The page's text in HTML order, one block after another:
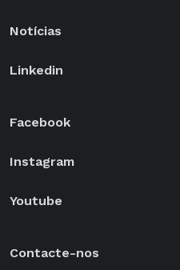
Notícias
Linkedin
Facebook
Instagram
Youtube
Contacte-nos